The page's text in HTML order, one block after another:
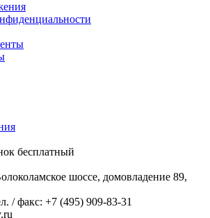
бесплатный
шоссе, домовладение 89,
/ факс: +7 (495) 909-83-31